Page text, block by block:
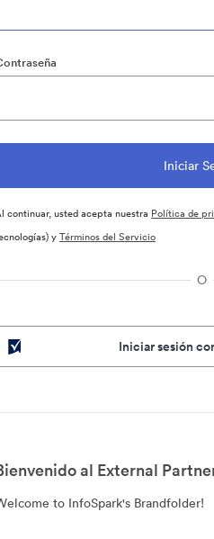
continuar, usted acepta nuestra Política de
yTérminos del Servicio
O
Iniciar sesión
al External
to InfoSpark's Brandfolder!